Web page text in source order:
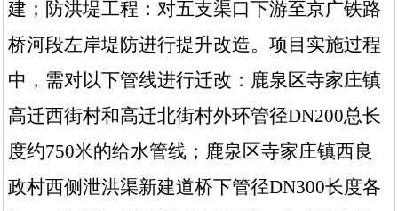
建；防洪堤工程：对五支渠口下游至京广铁路
桥河段左岸堤防进行提升改造。 项目实施过程
中，需对以下管线进行迁改：鹿泉区寺家庄镇
高迁西街村和高迁北街村外环管径DN200总长
度约750米的给水管线；鹿泉区寺家庄镇西良
政村西侧泄洪渠新建道桥下管径DN300长度各